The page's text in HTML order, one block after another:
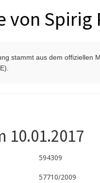
von Spirig
stammt aus dem offiziellen
10.01.2017
594309
57710/2009